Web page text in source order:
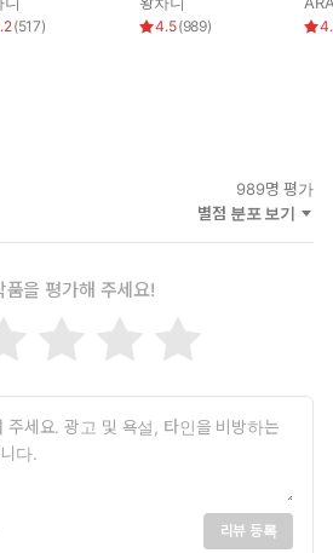
(517) 4.5(989)
989명 평가
별점 분포 보기
품을 평가해 주세요!
리뷰 등록